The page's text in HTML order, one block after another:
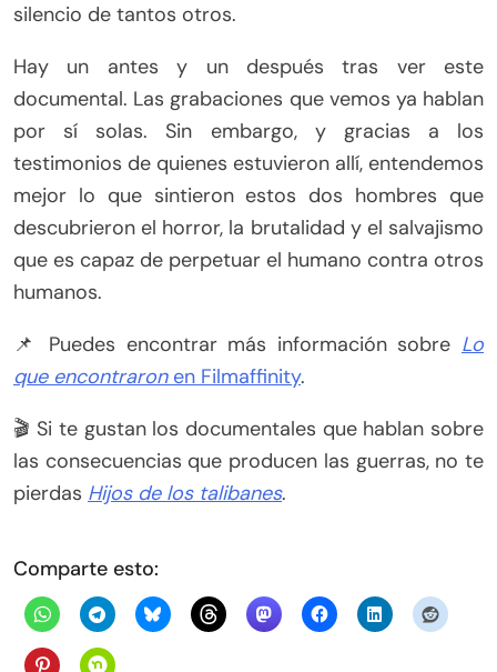
silencio de tantos otros.
Hay un antes y un después tras ver este
documental. Las grabaciones que vemos ya hablan
por sí solas. Sin embargo, y gracias a los
testimonios de quienes estuvieron allí, entendemos
mejor lo que sintieron estos dos hombres que
descubrieron el horror, la brutalidad y el salvajismo
que es capaz de perpetuar el humano contra otros
humanos.
📌 Puedes encontrar más información sobre Lo
que encontraronen Filmaffinity.
🎬 Si te gustan los documentales que hablan sobre
las consecuencias que producen las guerras, no te
pierdas Hijos de los talibanes.
Comparte esto: